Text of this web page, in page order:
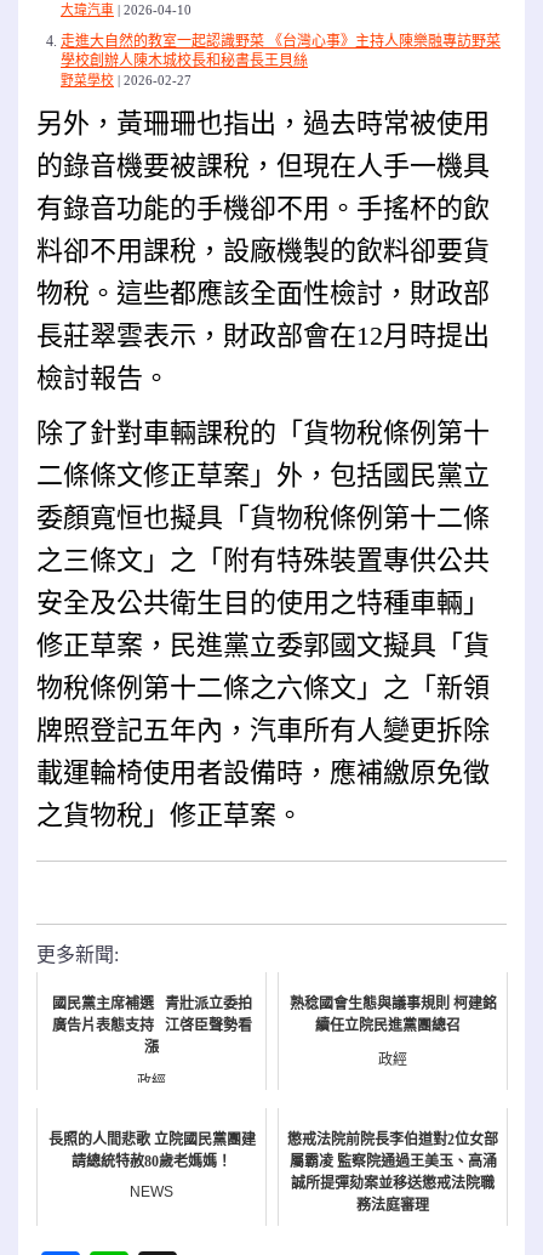
大瑋汽車 2026-04-10
走進大自然的教室一起認識野菜 《台灣心事》主持人陳樂融專訪野菜
學校創辦人陳木城校長和秘書長王貝絲
野菜學校 2026-02-27
另外，黃珊珊也指出，過去時常被使用
的錄音機要被課稅，但現在人手一機具
有錄音功能的手機卻不用。 手搖杯的飲
料卻不用課稅，設廠機製的飲料卻要貨
物稅。這些都應該全面性檢討，財政部
長莊翠雲表示，財政部會在12月時提出
檢討報告。
除了針對車輛課稅的「貨物稅條例第十
二條條文修正草案」外，包括國民黨立
委顏寬恒也擬具「貨物稅條例第十二條
之三條文」之「附有特殊裝置專供公共
安全及公共衛生目的使用之特種車輛」
修正草案，民進黨立委郭國文擬具「貨
物稅條例第十二條之六條文」之「新領
牌照登記五年內，汽車所有人變更拆除
載運輪椅使用者設備時，應補繳原免徵
之貨物稅」修正草案。
更多新聞:
國民黨主席補選 青壯派立委拍
廣告片表態支持 江啓臣聲勢看
漲
政經
熟稔國會生態與議事規則 柯建銘
續任立院民進黨團總召
政經
長照的人間悲歌 立院國民黨團建
請總統特赦80歲老媽媽！
NEWS
懲戒法院前院長李伯道對2位女部
屬霸凌 監察院通過王美玉、高涌
誠所提彈劾案並移送懲戒法院職
務法庭審理